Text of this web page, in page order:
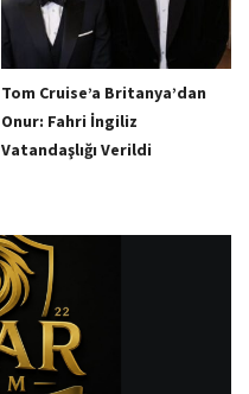
Tom Cruise’a Britanya’dan
Onur: Fahri İngiliz
Vatandaşlığı Verildi